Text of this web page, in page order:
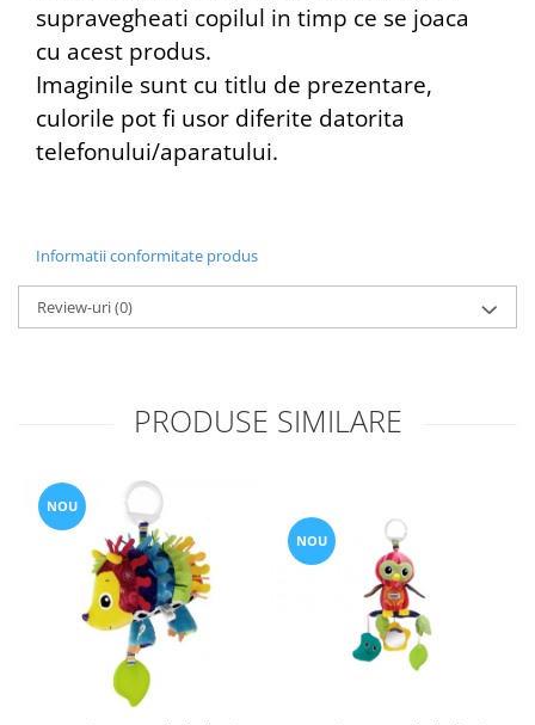
supravegheati copilul in timp ce se joaca
cu acest produs.
Imaginile sunt cu titlu de prezentare,
culorile pot fi usor diferite datorita
telefonului/aparatului.
Informatii conformitate produs
Review-uri(0)
PRODUSE SIMILARE
NOU
NOU